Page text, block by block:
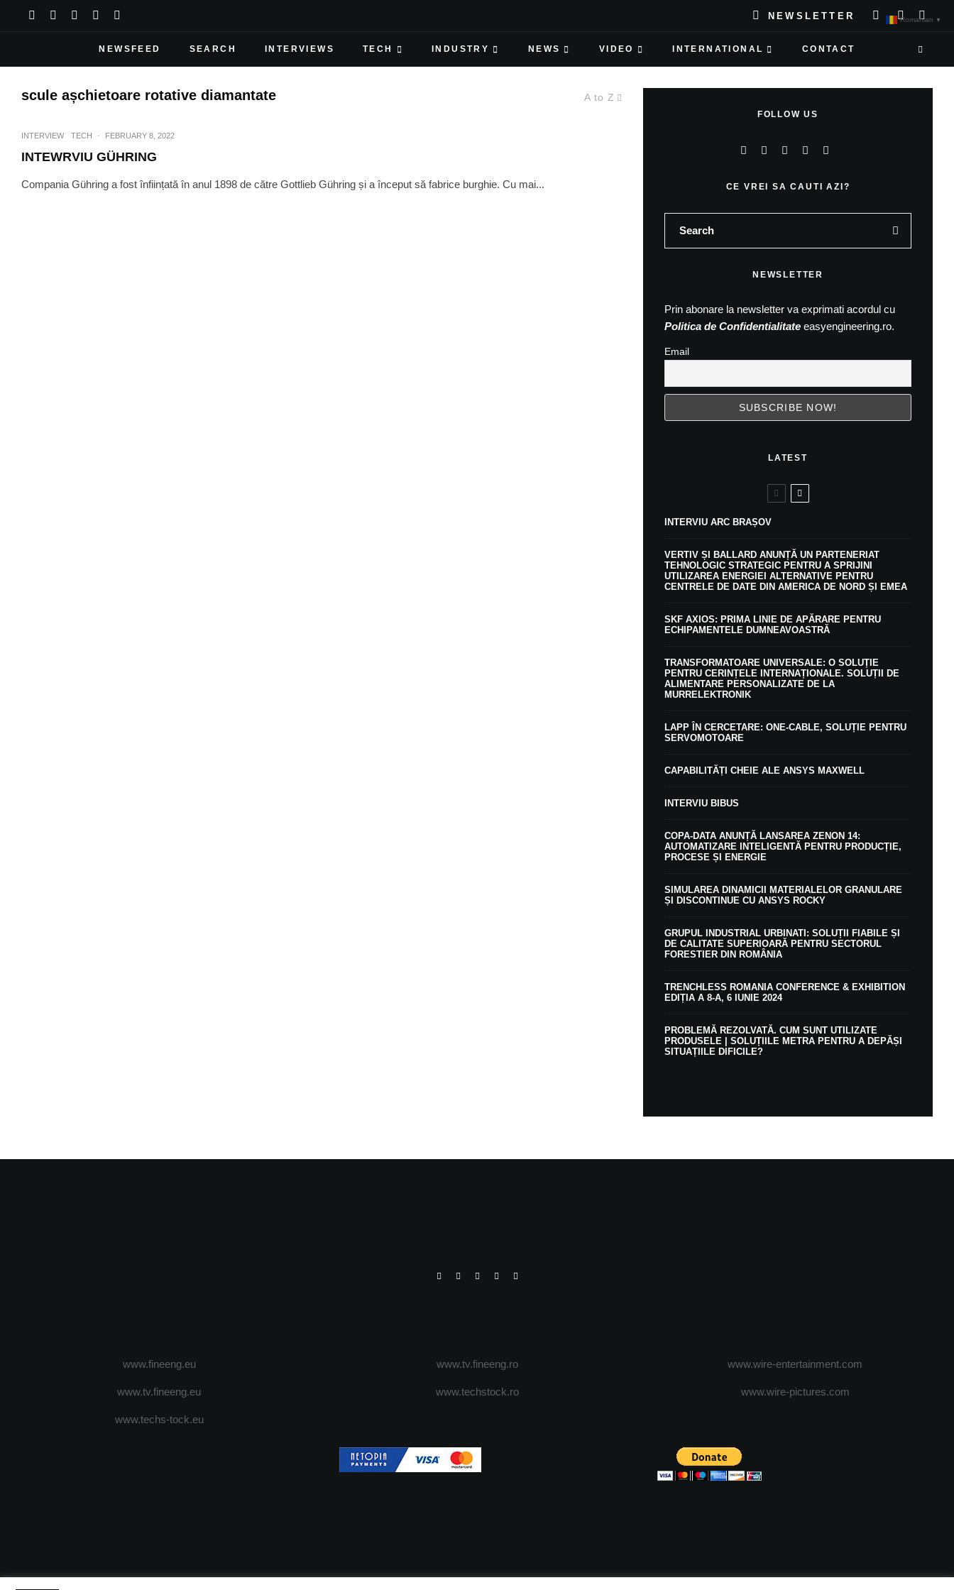
NEWSLETTER
NEWSFEED SEARCH INTERVIEWS TECH INDUSTRY NEWS VIDEO INTERNATIONAL CONTACT
A to Z
scule așchietoare rotative diamantate
INTERVIEW TECH · FEBRUARY 8, 2022
INTEWRVIU GÜHRING
Compania Gühring a fost înființată în anul 1898 de către Gottlieb Gühring și a început să fabrice burghie. Cu mai...
FOLLOW US
CE VREI SA CAUTI AZI?
NEWSLETTER
Prin abonare la newsletter va exprimati acordul cu
Politica de Confidentialitate easyengineering.ro.
Email
LATEST
INTERVIU ARC BRAȘOV
VERTIV ȘI BALLARD ANUNȚĂ UN PARTENERIAT
TEHNOLOGIC STRATEGIC PENTRU A SPRIJINI
UTILIZAREA ENERGIEI ALTERNATIVE PENTRU
CENTRELE DE DATE DIN AMERICA DE NORD ȘI EMEA
SKF AXIOS: PRIMA LINIE DE APĂRARE PENTRU
ECHIPAMENTELE DUMNEAVOASTRĂ
TRANSFORMATOARE UNIVERSALE: O SOLUȚIE
PENTRU CERINȚELE INTERNAȚIONALE. SOLUȚII DE
ALIMENTARE PERSONALIZATE DE LA
MURRELEKTRONIK
LAPP ÎN CERCETARE: ONE-CABLE, SOLUȚIE PENTRU
SERVOMOTOARE
CAPABILITĂȚI CHEIE ALE ANSYS MAXWELL
INTERVIU BIBUS
COPA-DATA ANUNȚĂ LANSAREA ZENON 14:
AUTOMATIZARE INTELIGENTĂ PENTRU PRODUCȚIE,
PROCESE ȘI ENERGIE
SIMULAREA DINAMICII MATERIALELOR GRANULARE
ȘI DISCONTINUE CU ANSYS ROCKY
GRUPUL INDUSTRIAL URBINATI: SOLUȚII FIABILE ȘI
DE CALITATE SUPERIOARĂ PENTRU SECTORUL
FORESTIER DIN ROMÂNIA
TRENCHLESS ROMANIA CONFERENCE & EXHIBITION
EDIȚIA A 8-A, 6 IUNIE 2024
PROBLEMĂ REZOLVATĂ. CUM SUNT UTILIZATE
PRODUSELE | SOLUȚIILE METRA PENTRU A DEPĂȘI
SITUAȚIILE DIFICILE?
www.fineeng.eu
www.tv.fineeng.eu
www.techs-tock.eu
www.tv.fineeng.ro
www.techstock.ro
www.wire-entertainment.com
www.wire-pictures.com
Romanian ▼